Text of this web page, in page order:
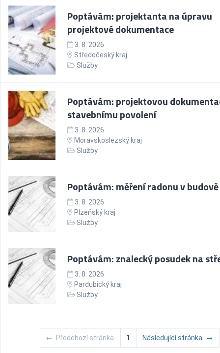
Poptávám: projektanta na úpravu
projektové dokumentace
3. 8. 2026
Středočeský kraj
Služby
Poptávám: projektovou
stavebnímu povolení
3. 8. 2026
Moravskoslezský kraj
Služby
Poptávám: měření radonu v budově
3. 8. 2026
Plzeňský kraj
Služby
Poptávám: znalecký posudek na
3. 8. 2026
Pardubický kraj
Služby
← Předchozí stránka 1 Následující stránka →